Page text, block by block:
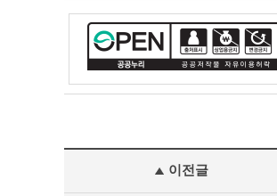
시
이전글